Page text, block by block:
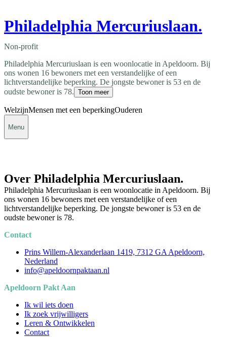
Philadelphia Mercuriuslaan.
Non-profit
Philadelphia Mercuriuslaan is een woonlocatie in Apeldoorn. Bij
ons wonen 16 bewoners met een verstandelijke of een
lichtverstandelijke beperking. De jongste bewoner is 53 en de
oudste bewoner is 78. Toon meer
WelzijnMensen met een beperkingOuderen
Menu
Over Philadelphia Mercuriuslaan.
Philadelphia Mercuriuslaan is een woonlocatie in Apeldoorn. Bij
ons wonen 16 bewoners met een verstandelijke of een
lichtverstandelijke beperking. De jongste bewoner is 53 en de
oudste bewoner is 78.
Contact
Prins Willem-Alexanderlaan 1419, 7312 GA Apeldoorn,
Nederland
info@apeldoornpaktaan.nl
Apeldoorn Pakt Aan
Ik wil iets doen
Ik zoek vrijwilligers
Leren & Ontwikkelen
Contact